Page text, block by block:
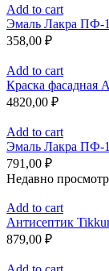
Add to cart
Эмаль Лакра ПФ-
358,00 ₽
Add to cart
Краска фасадная
4820,00 ₽
Add to cart
Эмаль Лакра ПФ-
791,00 ₽
Недавно
Add to cart
Антисептик
879,00 ₽